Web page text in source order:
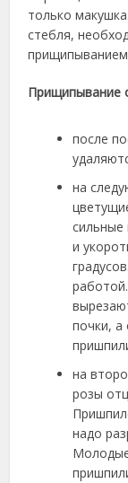
только
стебля,
Прищипывание
после
на
сильные
и
почки, а
на
розы
надо